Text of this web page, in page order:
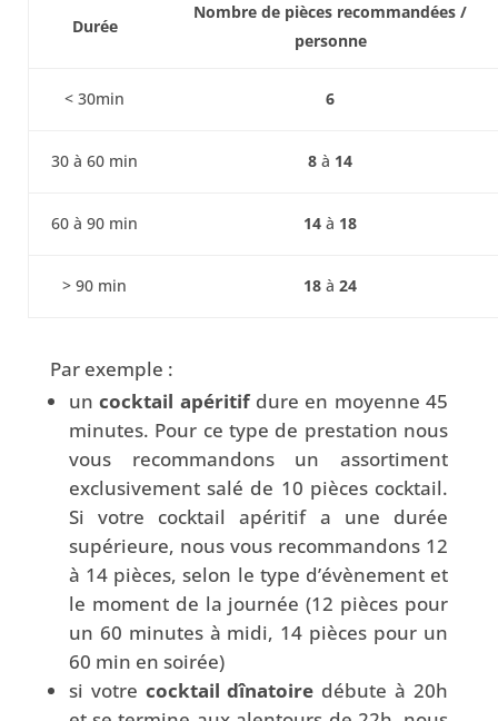
Durée
Nombre de pièces recommandées /
personne
< 30min 6
30 à 60 min 8 à 14
60 à 90 min 14 à 18
> 90 min 18 à 24
Par exemple :
uncocktail apéritifdure en moyenne 45
minutes. Pour ce type de prestation nous
vous recommandons un assortiment
exclusivement salé de 10 pièces cocktail.
Si votre cocktail apéritif a une durée
supérieure, nous vous recommandons 12
à 14 pièces, selon le type d’évènement et
le moment de la journée (12 pièces pour
un 60 minutes à midi, 14 pièces pour un
60 min en soirée)
si votre cocktail dînatoire débute à 20h